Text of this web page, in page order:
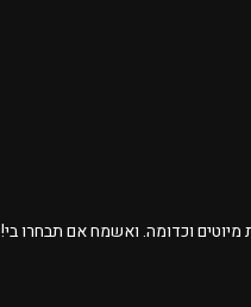
מיוטים וכדומה. ואשמח אם תבחרו בי!